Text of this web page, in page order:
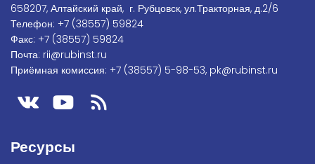
658207, Алтайский край, г. Рубцовск, ул.Тракторная, д.2/6
Телефон: +7 (38557) 59824
Факс: +7 (38557) 59824
Почта: rii@rubinst.ru
Приёмная комиссия: +7 (38557) 5-98-53, pk@rubinst.ru
Ресурсы